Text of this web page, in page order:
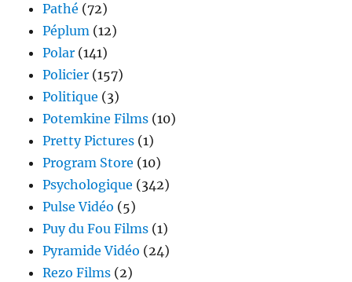
Pathé (72)
Péplum (12)
Polar (141)
Policier (157)
Politique (3)
Potemkine Films (10)
Pretty Pictures (1)
Program Store (10)
Psychologique (342)
Pulse Vidéo (5)
Puy du Fou Films (1)
Pyramide Vidéo (24)
Rezo Films (2)